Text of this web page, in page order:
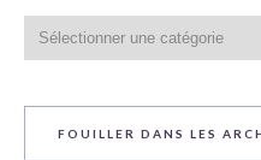
du
blog
FOUILLER DANS LES